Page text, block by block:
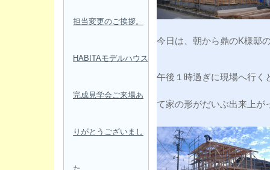
担当変更のご挨拶。
HABITAモデルハウス
完成見学会ご来場あ
りがとうございまし
今日は、朝から鼎のK様邸
午後１時過ぎに現場へ行く
て家の形がだいぶ出来上が